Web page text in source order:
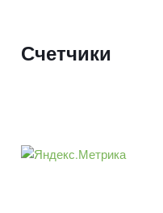
Счетчики